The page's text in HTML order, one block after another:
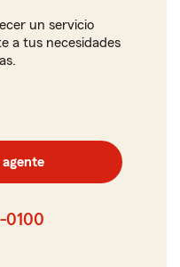
un servicio
a tus necesidades
agente
0100